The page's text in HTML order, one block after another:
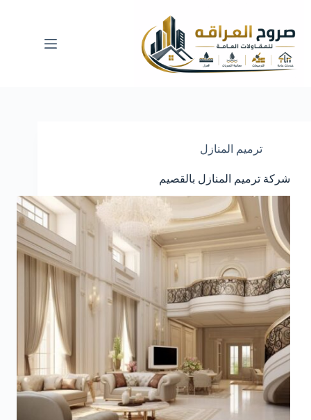
المحتوى
ترميم المنازل
شركة ترميم المنازل بالقصيم